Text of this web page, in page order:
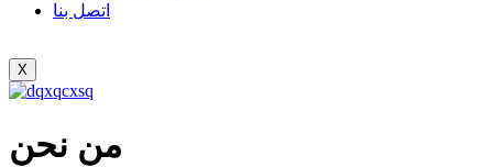
اتصل بنا
X
من نحن